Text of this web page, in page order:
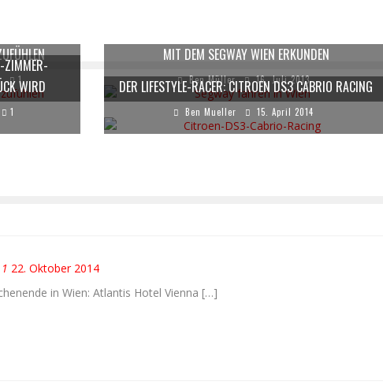
1
MIT DEM SEGWAY WIEN ERKUNDEN
Ben Müller 16. Juli 2013
ZIMMER-
WIRD
1
DER LIFESTYLE-RACER: CITROEN DS3 CABRIO RACING
Ben Mueller 15. April 2014
22. Oktober 2014
in Wien: Atlantis Hotel Vienna […]